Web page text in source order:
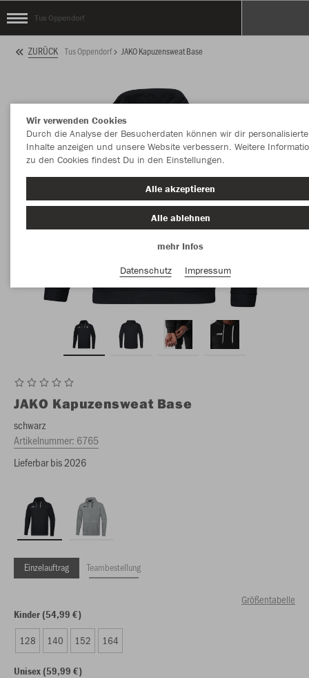
Tus Oppendorf
ZURÜCK Tus Oppendorf JAKO Kapuzensweat Base
JAKO Kapuzensweat Base
schwarz
Artikelnummer: 6765
Lieferbar bis 2026
Einzelauftrag Teambestellung
Größentabelle
Kinder (54,99 €)
128 140 152 164
Unisex (59,99 €)
Wir verwenden Cookies
Durch die Analyse der Besucherdaten können wir dir personalisierte
Inhalte anzeigen und unsere Website verbessern. Weitere
zu den Cookies findest Du in den Einstellungen.
Alle akzeptieren
Alle ablehnen
mehr Infos
Datenschutz
Impressum